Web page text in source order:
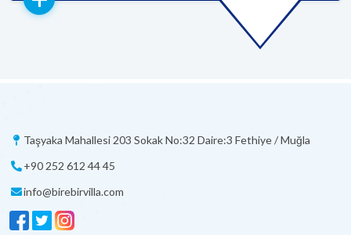
Taşyaka Mahallesi 203 Sokak No:32 Daire:3 Fethiye / Muğla
+90 252 612 44 45
info@birebirvilla.com